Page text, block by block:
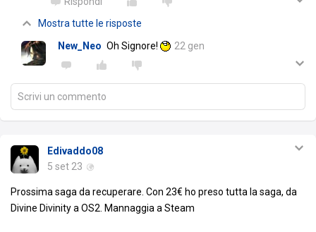
Mostra tutte le risposte
New_Neo Oh Signore! 22 gen
Scrivi un commento
Edivaddo08
5 set 23
Prossima saga da recuperare. Con 23€ ho preso tutta la saga, da
Divine Divinity a OS2. Mannaggia a Steam